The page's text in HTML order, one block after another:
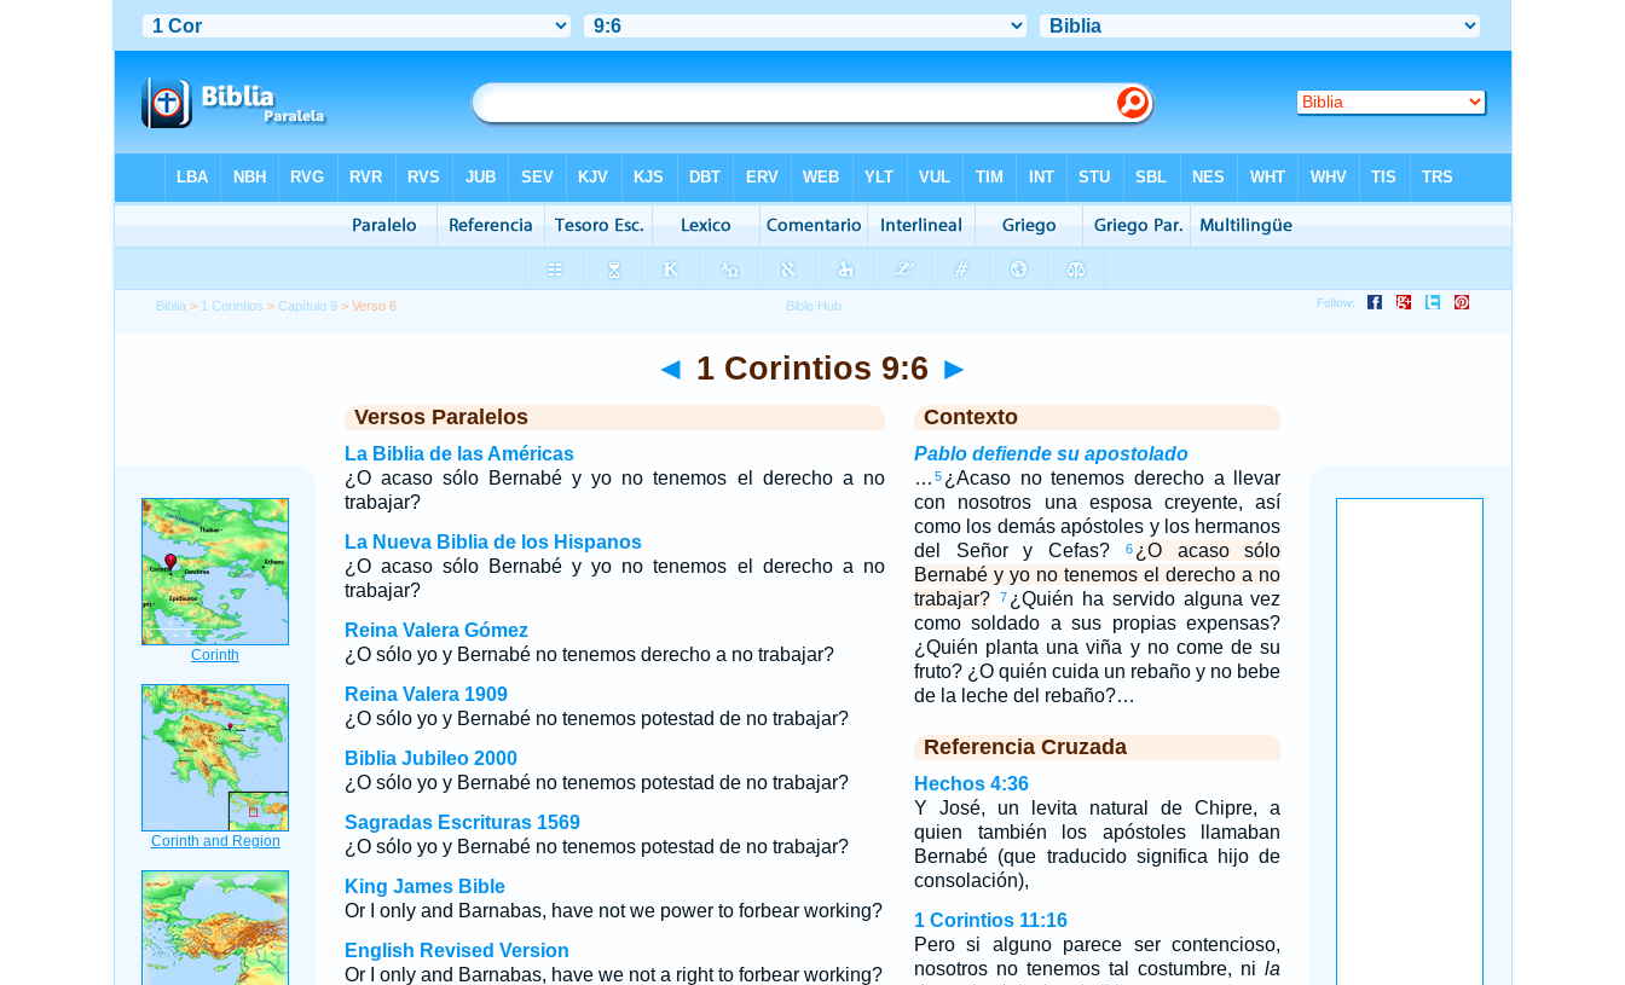
Biblia > 1 Corintios >Capítulo 9 > Verso 6
◄ 1 Corintios 9:6 ►
Versos Paralelos
La Biblia de las Américas
¿O acaso sólo Bernabé y yo no tenemos el derecho a no
trabajar?
La Nueva Biblia de los Hispanos
¿O acaso sólo Bernabé y yo no tenemos el derecho a no
trabajar?
Reina Valera Gómez
¿O sólo yo y Bernabé no tenemos derecho a no trabajar?
Reina Valera 1909
¿O sólo yo y Bernabé no tenemos potestad de no trabajar?
Biblia Jubileo 2000
¿O sólo yo y Bernabé no tenemos potestad de no trabajar?
Sagradas Escrituras 1569
¿O sólo yo y Bernabé no tenemos potestad de no trabajar?
King James Bible
Or I only and Barnabas, have not we power to forbear working?
English Revised Version
Or I only and Barnabas, have we not a right to forbear working?
Contexto
Pablo defiende su apostolado
… 5 ¿Acaso no tenemos derecho a llevar
con nosotros una esposa creyente, así
como los demás apóstoles y los hermanos
del Señor y Cefas?
6 ¿O acaso sólo
Bernabé y yo no tenemos el derecho a no
trabajar?
7 ¿Quién ha servido alguna vez
como soldado a sus propias expensas?
¿Quién planta una viña y no come de su
fruto? ¿O quién cuida un rebaño y no bebe
de la leche del rebaño?…
Referencia Cruzada
Hechos 4:36
Y José, un levita natural de Chipre, a
quien también los apóstoles llamaban
Bernabé (que traducido significa hijo de
consolación),
1 Corintios 11:16
Pero si alguno parece ser contencioso,
nosotros no tenemos tal costumbre, nila